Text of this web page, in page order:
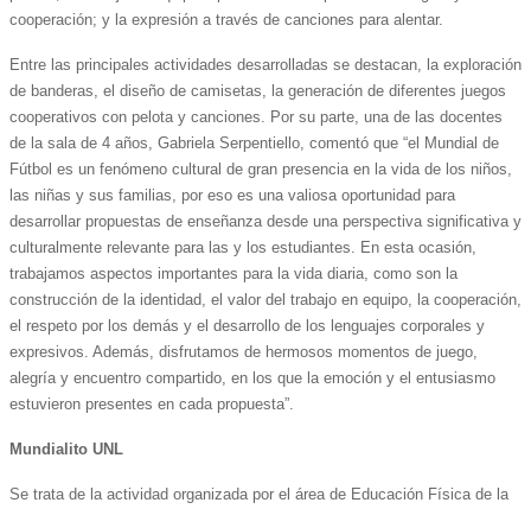
cooperación; y la expresión a través de canciones para alentar.
Entre las principales actividades desarrolladas se destacan, la exploración
de banderas, el diseño de camisetas, la generación de diferentes juegos
cooperativos con pelota y canciones. Por su parte, una de las docentes
de la sala de 4 años, Gabriela Serpentiello, comentó que “el Mundial de
Fútbol es un fenómeno cultural de gran presencia en la vida de los niños,
las niñas y sus familias, por eso es una valiosa oportunidad para
desarrollar propuestas de enseñanza desde una perspectiva significativa y
culturalmente relevante para las y los estudiantes. En esta ocasión,
trabajamos aspectos importantes para la vida diaria, como son la
construcción de la identidad, el valor del trabajo en equipo, la cooperación,
el respeto por los demás y el desarrollo de los lenguajes corporales y
expresivos. Además, disfrutamos de hermosos momentos de juego,
alegría y encuentro compartido, en los que la emoción y el entusiasmo
estuvieron presentes en cada propuesta”.
Mundialito UNL
Se trata de la actividad organizada por el área de Educación Física de la